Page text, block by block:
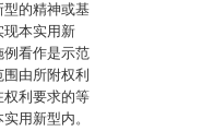
型的精神或基
现本实用新
例看作是示范
由所附权利
权利要求的等
用新型内。